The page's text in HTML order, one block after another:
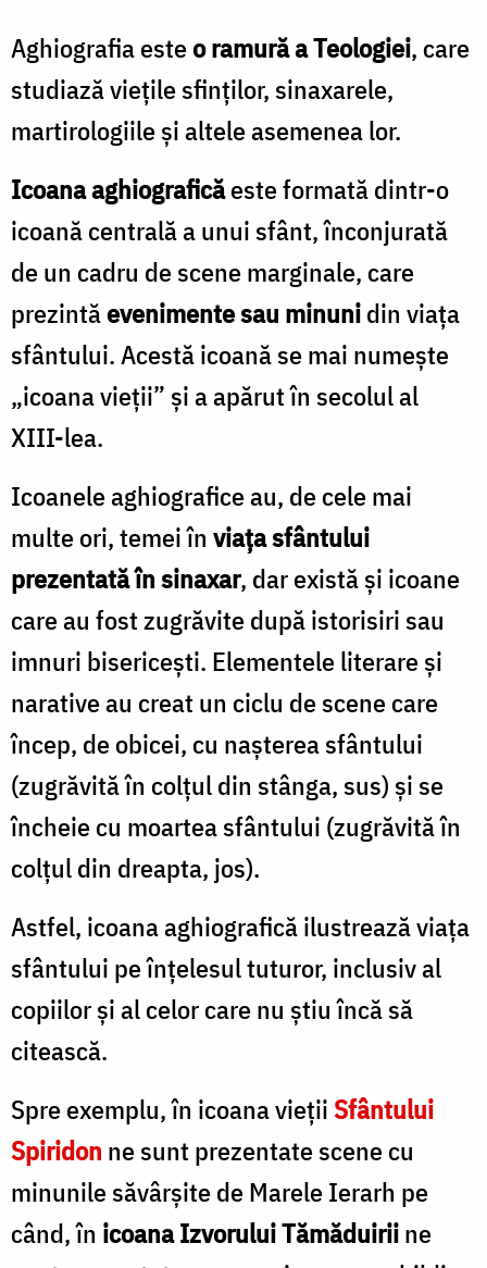
Aghiografia esteo ramură a Teologiei, care
studiază viețile sfinților, sinaxarele,
martirologiile și altele asemenea lor.
Icoana aghiograficăeste formată dintr-o
icoană centrală a unui sfânt, înconjurată
de un cadru de scene marginale, care
prezintăevenimente sau minunidin viața
sfântului. Acestă icoană se mai numește
„icoana vieții” și a apărut în secolul al
XIII-lea.
Icoanele aghiografice au, de cele mai
multe ori, temei în viața sfântului
prezentată în sinaxar, dar există și icoane
care au fost zugrăvite după istorisiri sau
imnuri bisericești. Elementele literare și
narative au creat un ciclu de scene care
încep, de obicei, cu nașterea sfântului
(zugrăvită în colțul din stânga, sus) și se
încheie cu moartea sfântului (zugrăvită în
colțul din dreapta, jos).
Astfel, icoana aghiografică ilustrează viața
sfântului pe înțelesul tuturor, inclusiv al
copiilor și al celor care nu știu încă să
citească.
Spre exemplu, în icoana viețiiSfântului
Spiridon ne sunt prezentate scene cu
minunile săvârșite de Marele Ierarh pe
când, în icoana Izvorului Tămăduiriine